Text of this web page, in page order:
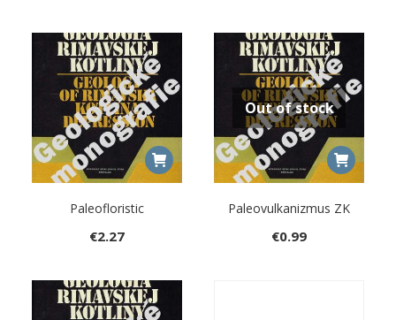
Paleofloristic
€2.27
Out of stock
Paleovulkanizmus ZK
€0.99